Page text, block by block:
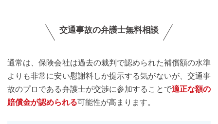
交通事故の弁護士無料相談
通常は、保険会社は過去の裁判で認められた補償額の水準
よりも非常に安い慰謝料しか提示する気がないが、交通事
故のプロである弁護士が交渉に参加することで適正な額の
賠償金が認められる可能性が高まります。